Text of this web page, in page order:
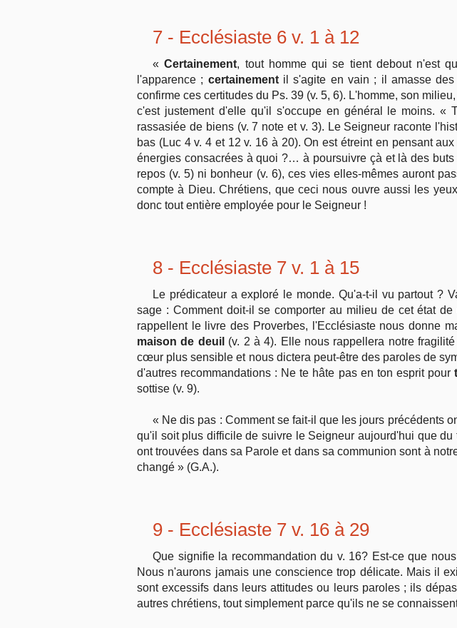
7 - Ecclésiaste 6 v. 1 à 12
«Certainement, tout homme qui se tient debout n'est
l'apparence ; certainementil s'agite en vain ; il amasse
confirme ces certitudes du Ps. 39 (v. 5, 6). L'homme, son
c'est justement d'elle qu'il s'occupe en général le moins. «
rassasiée de biens (v. 7 note et v. 3). Le Seigneur raconte
bas (Luc 4 v. 4 et 12 v. 16 à 20). On est étreint en pensant
énergies consacrées à quoi ?… à poursuivre çà et là des
repos (v. 5) ni bonheur (v. 6), ces vies elles-mêmes auront
compte à Dieu. Chrétiens, que ceci nous ouvre aussi les
donc tout entière employée pour le Seigneur !
8 - Ecclésiaste 7 v. 1 à 15
Le prédicateur a exploré le monde. Qu'a-t-il vu partout ?
sage : Comment doit-il se comporter au milieu de cet état
rappellent le livre des Proverbes, l'Ecclésiaste nous donne
maison de deuil (v. 2 à 4). Elle nous rappellera notre
cœur plus sensible et nous dictera peut-être des paroles de
d'autres recommandations : Ne te hâte pas en ton esprit pour
sottise (v. 9).
« Ne dis pas : Comment se fait-il que les jours précédents
qu'il soit plus difficile de suivre le Seigneur aujourd'hui que
ont trouvées dans sa Parole et dans sa communion sont à
changé » (G.A.).
9 - Ecclésiaste 7 v. 16 à 29
Que signifie la recommandation du v. 16? Est-ce que
Nous n'aurons jamais une conscience trop délicate. Mais il
sont excessifs dans leurs attitudes ou leurs paroles ; ils
autres chrétiens, tout simplement parce qu'ils ne se